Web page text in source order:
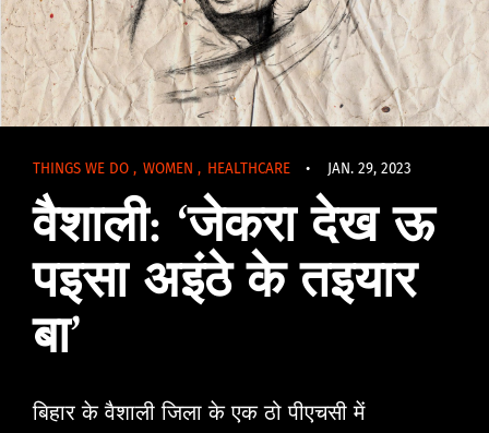
THINGS WE DO , WOMEN , HEALTHCARE • JAN. 29, 2023
वैशाली: ‘जेकरा देख ऊ
पइसा अइंठे के तइयार
बा’
बिहार के वैशाली जिला के एक ठो पीएचसी में